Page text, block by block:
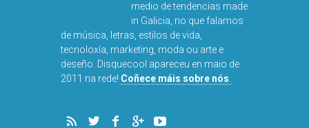
medio de tendencias made
in Galicia, no que falamos
de música, letras, estilos de vida,
tecnoloxía, marketing, moda ou arte e
deseño. Disquecool apareceu en maio de
2011 na rede! Coñece máis sobre nós.